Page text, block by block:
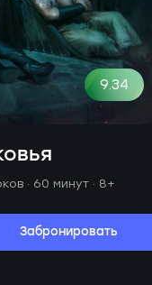
9.34
· 60 минут · 8+
Забронировать